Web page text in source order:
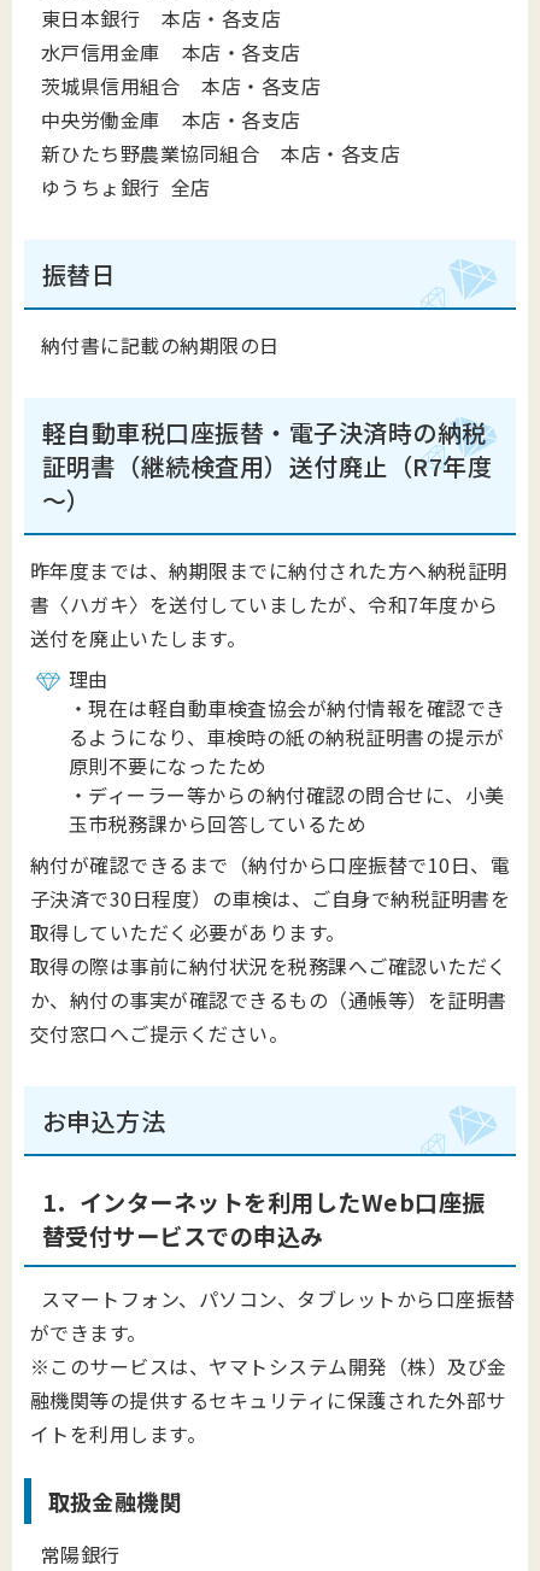
東日本銀行 本店・各支店
水戸信用金庫 本店・各支店
茨城県信用組合 本店・各支店
中央労働金庫 本店・各支店
新ひたち野農業協同組合 本店・各支店
ゆうちょ銀行 全店
振替日
納付書に記載の納期限の日
軽自動車税口座振替・電子決済時の納税
証明書（継続検査用）送付廃止（R7年度
～）
昨年度までは、納期限までに納付された方へ納税証明
書〈ハガキ〉を送付していましたが、令和7年度から
送付を廃止いたします。
理由
・現在は軽自動車検査協会が納付情報を確認でき
るようになり、車検時の紙の納税証明書の提示が
原則不要になったため
・ディーラー等からの納付確認の問合せに、小美
玉市税務課から回答しているため
納付が確認できるまで（納付から口座振替で10日、電
子決済で30日程度）の車検は、ご自身で納税証明書を
取得していただく必要があります。
取得の際は事前に納付状況を税務課へご確認いただく
か、納付の事実が確認できるもの（通帳等）を証明書
交付窓口へご提示ください。
お申込方法
1．インターネットを利用したWeb口座振
替受付サービスでの申込み
スマートフォン、パソコン、タブレットから口座振替
ができます。
※このサービスは、ヤマトシステム開発（株）及び金
融機関等の提供するセキュリティに保護された外部サ
イトを利用します。
取扱金融機関
常陽銀行